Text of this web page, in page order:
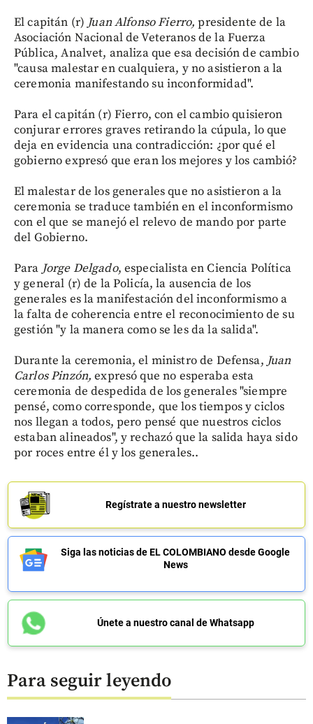
El capitán (r) Juan Alfonso Fierro,presidente de la
Asociación Nacional de Veteranos de la Fuerza
Pública, Analvet, analiza que esa decisión de cambio
"causa malestar en cualquiera, y no asistieron a la
ceremonia manifestando su inconformidad".
Para el capitán (r) Fierro, con el cambio quisieron
conjurar errores graves retirando la cúpula, lo que
deja en evidencia una contradicción: ¿por qué el
gobierno expresó que eran los mejores y los cambió?
El malestar de los generales que no asistieron a la
ceremonia se traduce también en el inconformismo
con el que se manejó el relevo de mando por parte
del Gobierno.
Para Jorge Delgado, especialista en Ciencia Política
y general (r) de la Policía, la ausencia de los
generales es la manifestación del inconformismo a
la falta de coherencia entre el reconocimiento de su
gestión "y la manera como se les da la salida".
Durante la ceremonia, el ministro de Defensa, Juan
Carlos Pinzón,expresó que no esperaba esta
ceremonia de despedida de los generales "siempre
pensé, como corresponde, que los tiempos y ciclos
nos llegan a todos, pero pensé que nuestros ciclos
estaban alineados", y rechazó que la salida haya sido
por roces entre él y los generales..
Regístrate a nuestro newsletter
Siga las noticias de EL COLOMBIANO desde Google
News
Únete a nuestro canal de Whatsapp
Para seguir leyendo